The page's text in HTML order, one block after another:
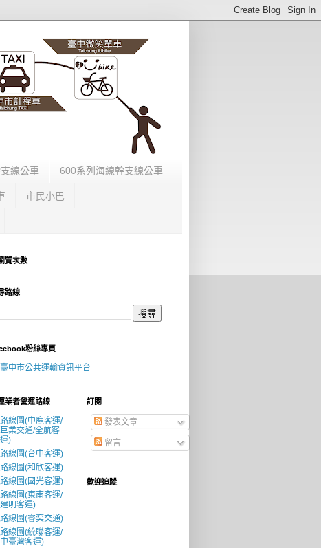
線公車 600系列海線幹支線公車
市民小巴
覽次數
路線
粉絲專頁
臺中市公共運輸資訊平台
業者營運路線
路線圖(中鹿客運/
巨業交通/全航客
運)
路線圖(台中客運)
路線圖(和欣客運)
路線圖(國光客運)
路線圖(東南客運/
建明客運)
路線圖(睿奕交通)
路線圖(統聯客運/
中臺灣客運)
訂閱
發表文章
留言
歡迎追蹤